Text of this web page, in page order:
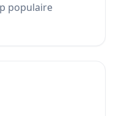
populaire